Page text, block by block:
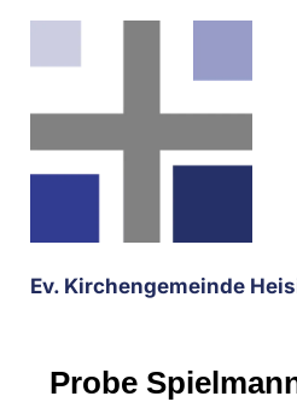
Ev. Kirchengemeinde
Probe